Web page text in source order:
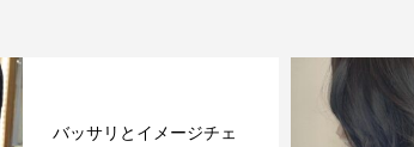
バッサリとイメージチェ